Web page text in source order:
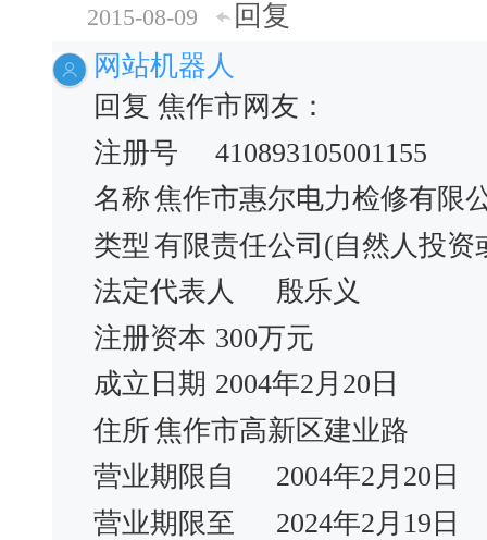
2015-08-09
回复
网站机器人
回复 焦作市网友：
注册号
410893105001155
名称焦作市惠尔电力检修有限
类型 有限责任公司(自然人投资
法定代表人
殷乐义
注册资本 300万元
成立日期 2004年2月20日
住所焦作市高新区建业路
营业期限自
2004年2月20日
营业期限至
2024年2月19日